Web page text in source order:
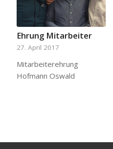
Ehrung Mitarbeiter
27. April 2017
Mitarbeiterehrung
Hofmann Oswald